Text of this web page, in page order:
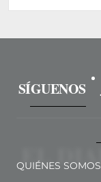
SÍGUENOS
QUIÉNES SOMOS